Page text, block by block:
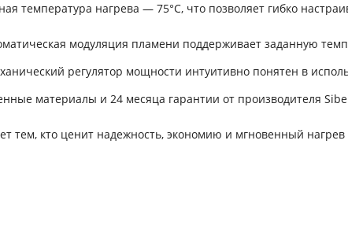
температура нагрева — 75°C, что позволяет гибко
модуляция пламени поддерживает заданную
регулятор мощности интуитивно понятен в
материалы и 24 месяца гарантии от производителя
тем, кто ценит надежность, экономию и мгновенный